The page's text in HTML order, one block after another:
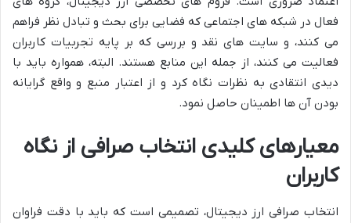
فعال در شبکه های اجتماعی که فضایی برای بحث و تبادل نظر فراهم
می کنند، و سایت های نقد و بررسی که بر پایه تجربیات کاربران
فعالیت می کنند، از جمله این منابع هستند. البته، همواره باید با
دیدی انتقادی به نظرات نگاه کرد و از اعتبار منبع و واقع گرایانه
بودن آن ها اطمینان حاصل نمود.
معیارهای کلیدی انتخاب صرافی از نگاه
کاربران
انتخاب صرافی ارز دیجیتال، تصمیمی است که باید با دقت فراوان